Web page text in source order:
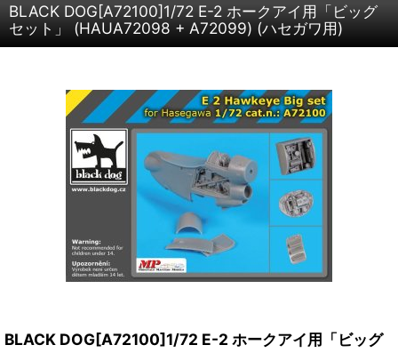
BLACK DOG[A72100]1/72 E-2 ホークアイ用「ビッグ
セット」 (HAUA72098 + A72099) (ハセガワ用)
BLACK DOG[A72100]1/72 E-2 ホークアイ用「ビッグ